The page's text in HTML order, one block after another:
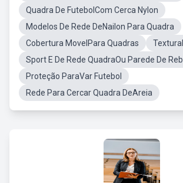
Quadra De FutebolCom Cerca Nylon
Modelos De Rede DeNailon Para Quadra
Cobertura MovelPara Quadras
Sport E De Rede QuadraOu Parede De
Proteção ParaVar Futebol
Rede Para Cercar Quadra DeAreia